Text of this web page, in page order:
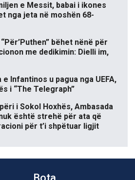
e Messit, babai i ikones
nga jeta në moshën 68-
bëhet nënë për
me dedikimin: Dielli im,
e Infantinos u pagua nga UEFA,
i “The Telegraph”
i Sokol Hoxhës, Ambasada
është strehë për ata që
për t’i shpëtuar ligjit